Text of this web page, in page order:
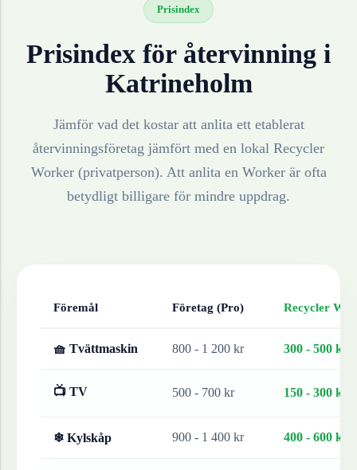
Prisindex
Prisindex för återvinning i
Katrineholm
Jämför vad det kostar att anlita ett etablerat
återvinningsföretag jämfört med en lokal Recycler
Worker (privatperson). Att anlita en Worker är ofta
betydligt billigare för mindre uppdrag.
Föremål Företag (Pro) Recycler
🧺 Tvättmaskin 800 - 1 200 kr 300 - 500 kr
📺 TV 500 - 700 kr 150 - 300 kr
❄ Kylskåp 900 - 1 400 kr 400 - 600 kr